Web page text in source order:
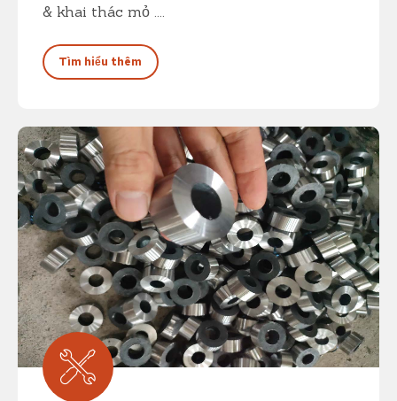
& khai thác mỏ ....
Tìm hiểu thêm